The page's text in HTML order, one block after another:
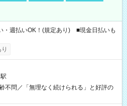
週払いOK！(規定あり) ■現金日払いも
不問／「無理なく続けられる」と好評の